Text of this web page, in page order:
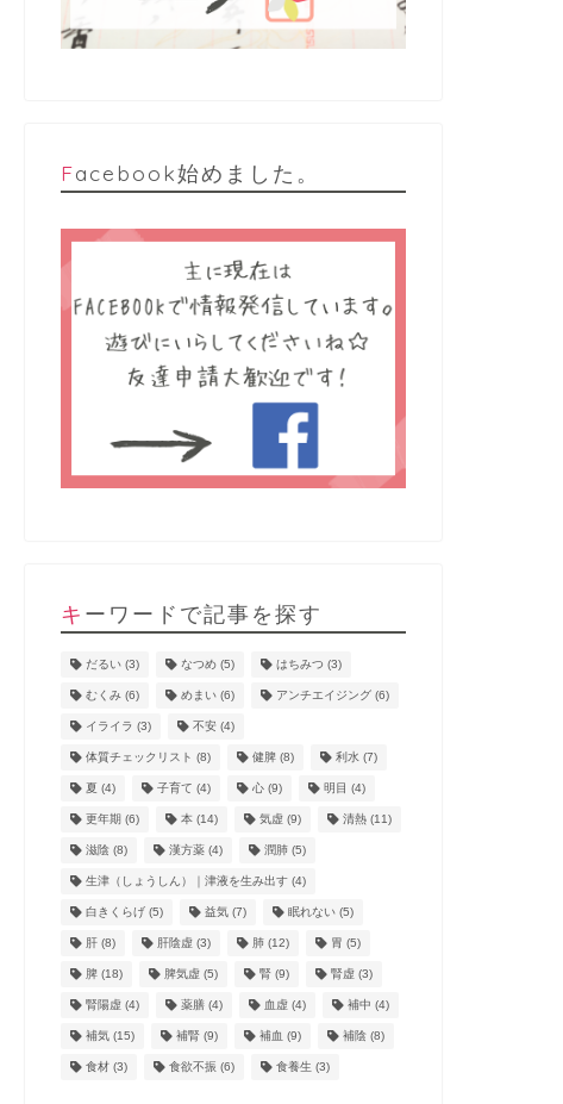
Facebook始めました。
キーワードで記事を探す
だるい(3) なつめ(5) はちみつ (3)
むくみ(6) めまい(6) アンチエイジング(6)
イライラ (3) 不安(4)
体質チェックリスト (8) 健脾(8) 利水 (7)
夏 (4) 子育て (4) 心(9) 明目 (4)
更年期 (6) 本(14) 気虚(9) 清熱(11)
滋陰(8) 漢方薬(4) 潤肺(5)
生津（しょうしん）｜津液を生み出す(4)
白きくらげ(5) 益気(7) 眠れない(5)
肝(8) 肝陰虚(3) 肺(12) 胃 (5)
脾(18) 脾気虚(5) 腎(9) 腎虚(3)
腎陽虚(4) 薬膳(4) 血虚(4) 補中 (4)
補気(15) 補腎(9) 補血 (9) 補陰(8)
食材(3) 食欲不振 (6) 食養生 (3)